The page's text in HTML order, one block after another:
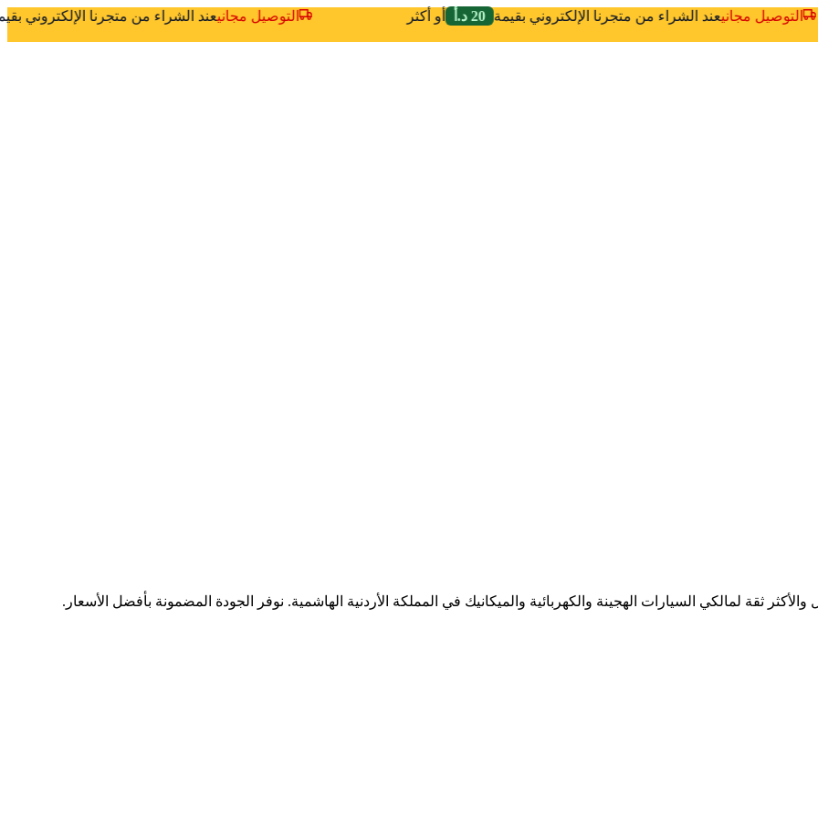
التوصيل مجانيعند الشراء من متجرنا الإلكتروني التوصيل مجانيعند الشراء من متجرنا الإلكتروني بقيمة 20 د.أ أو أكثر
ثقة لمالكي السيارات الهجينة والكهربائية والميكانيك في المملكة الأردنية الهاشمية. نوفر الجودة المضمونة بأفضل الأسعار.